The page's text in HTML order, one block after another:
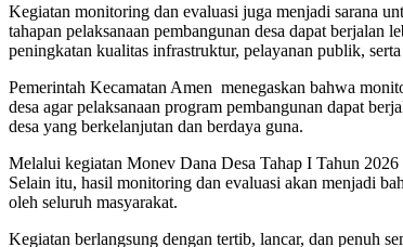
Kegiatan monitoring dan evaluasi juga menjadi sarana
tahapan pelaksanaan pembangunan desa dapat
peningkatan kualitas infrastruktur, pelayanan publik, serta
Pemerintah Kecamatan Amen menegaskan bahwa
desa agar pelaksanaan program pembangunan dapat
desa yang berkelanjutan dan berdaya guna.
Melalui kegiatan Monev Dana Desa Tahap I Tahun 2026
Selain itu, hasil monitoring dan evaluasi akan menjadi
oleh seluruh masyarakat.
Kegiatan berlangsung dengan tertib, lancar, dan penuh